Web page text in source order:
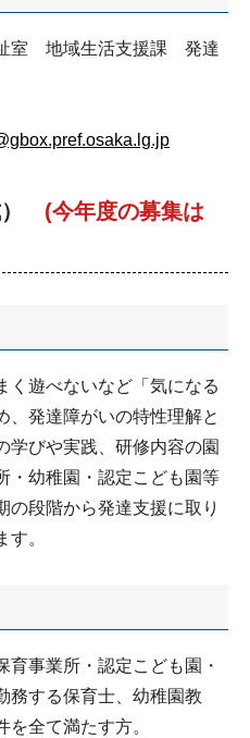
室 地域生活支援課 発達
） (今年度の募集は
く遊べないなど「気になる
、発達障がいの特性理解と
学びや実践、研修内容の園
・幼稚園・認定こども園等
の段階から発達支援に取り
。
育事業所・認定こども園・
務する保育士、幼稚園教
全て満たす方。